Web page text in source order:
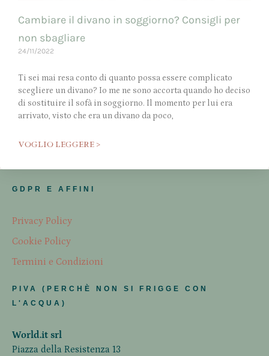
Cambiare il divano in soggiorno? Consigli per
non sbagliare
24/11/2022
Ti sei mai resa conto di quanto possa essere complicato
scegliere un divano? Io me ne sono accorta quando ho deciso
di sostituire il sofà in soggiorno. Il momento per lui era
arrivato, visto che era un divano da poco,
VOGLIO LEGGERE >
GDPR E AFFINI
Privacy Policy
Cookie Policy
Termini e Condizioni
PIVA (PERCHÈ NON SI FRIGGE CON
L'ACQUA)
World.it srl
Piazza della Resistenza 13